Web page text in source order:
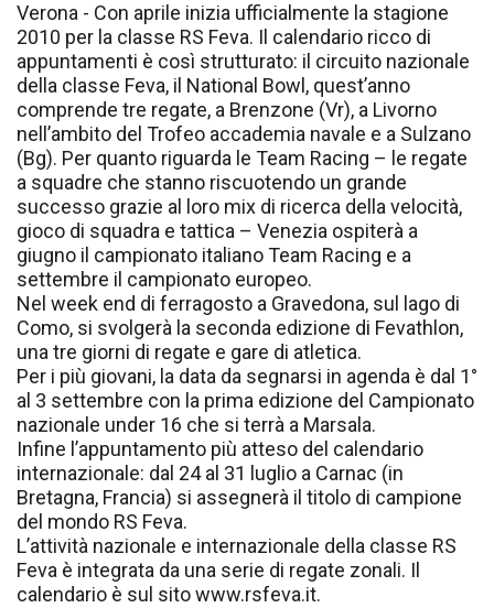
Verona - Con aprile inizia ufficialmente la stagione
2010 per la classe RS Feva. Il calendario ricco di
appuntamenti è così strutturato: il circuito nazionale
della classe Feva, il National Bowl, quest’anno
comprende tre regate, a Brenzone (Vr), a Livorno
nell’ambito del Trofeo accademia navale e a Sulzano
(Bg). Per quanto riguarda le Team Racing – le regate
a squadre che stanno riscuotendo un grande
successo grazie al loro mix di ricerca della velocità,
gioco di squadra e tattica – Venezia ospiterà a
giugno il campionato italiano Team Racing e a
settembre il campionato europeo.
Nel week end di ferragosto a Gravedona, sul lago di
Como, si svolgerà la seconda edizione di Fevathlon,
una tre giorni di regate e gare di atletica.
Per i più giovani, la data da segnarsi in agenda è dal 1°
al 3 settembre con la prima edizione del Campionato
nazionale under 16 che si terrà a Marsala.
Infine l’appuntamento più atteso del calendario
internazionale: dal 24 al 31 luglio a Carnac (in
Bretagna, Francia) si assegnerà il titolo di campione
del mondo RS Feva.
L’attività nazionale e internazionale della classe RS
Feva è integrata da una serie di regate zonali. Il
calendario è sul sito www.rsfeva.it.